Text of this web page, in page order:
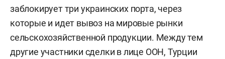
заблокирует три украинских порта, через
которые и идет вывоз на мировые рынки
сельскохозяйственной продукции. Между тем
другие участники сделки в лице ООН, Турции